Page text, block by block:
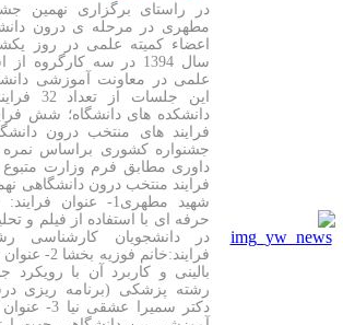
در راستای برگزاری نهمین
مطهری در مرحله ی درون
سال 1394 در سه کارگروه
علمی در معاونت آموزشی
این جلسات از
دانشکده های دانشگاه؛ شش
فرایند های منتخب درون
جشنواره کشوری براساس
فرایند منتخب درون دانشگاهی
شهید مطهری1- عنوان
حرفه ای با استفاده از فیلم و
در دانشجویان کارشناسی
فرایند:خانم
بالینی و کاربرد آن با رویکرد
رشته پزشکی (برنامه ریزی
دکتر سمیرا